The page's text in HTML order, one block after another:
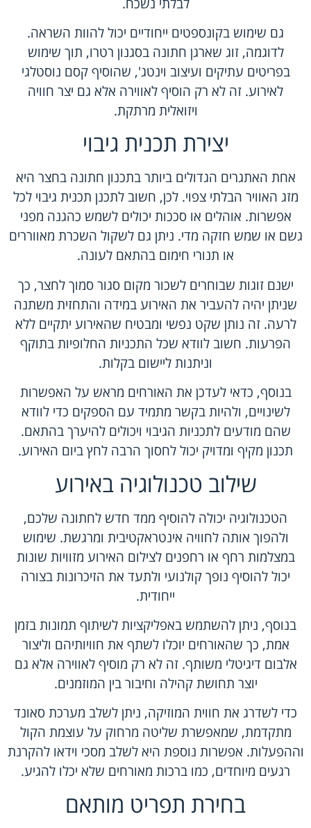
גם שימוש בקונספטים ייחודיים יכול להוות השראה.
לדוגמה, זוג שארגן חתונה בסגנון רטרו, תוך שימוש
בפריטים עתיקים ועיצוב וינטג', שהוסיף קסם נוסטלגי
לאירוע. זה לא רק הוסיף לאווירה אלא גם יצר חוויה
ויזואלית מרתקת.
יצירת תכנית גיבוי
אחת האתגרים הגדולים ביותר בתכנון חתונה בחצר היא
מזג האוויר הבלתי צפוי. לכן, חשוב לתכנן תכנית גיבוי לכל
אפשרות. אוהלים או סככות יכולים לשמש כהגנה מפני
גשם או שמש חזקה מדי. ניתן גם לשקול השכרת מאווררים
או תנורי חימום בהתאם לעונה.
ישנם זוגות שבוחרים לשכור מקום סגור סמוך לחצר, כך
שניתן יהיה להעביר את האירוע במידה והתחזית משתנה
לרעה. זה נותן שקט נפשי ומבטיח שהאירוע יתקיים ללא
הפרעות. חשוב לוודא שכל התכניות החלופיות בתוקף
וניתנות ליישום בקלות.
בנוסף, כדאי לעדכן את האורחים מראש על האפשרות
לשינויים, ולהיות בקשר מתמיד עם הספקים כדי לוודא
שהם מודעים לתכניות הגיבוי ויכולים להיערך בהתאם.
תכנון מקיף ומדויק יכול לחסוך הרבה לחץ ביום האירוע.
שילוב טכנולוגיה באירוע
הטכנולוגיה יכולה להוסיף ממד חדש לחתונה שלכם,
ולהפוך אותה לחוויה אינטראקטיבית ומרגשת. שימוש
במצלמות רחף או רחפנים לצילום האירוע מזוויות שונות
יכול להוסיף נופך קולנועי ולתעד את הזיכרונות בצורה
ייחודית.
בנוסף, ניתן להשתמש באפליקציות לשיתוף תמונות בזמן
אמת, כך שהאורחים יוכלו לשתף את חוויותיהם וליצור
אלבום דיגיטלי משותף. זה לא רק מוסיף לאווירה אלא גם
יוצר תחושת קהילה וחיבור בין המוזמנים.
כדי לשדרג את חווית המוזיקה, ניתן לשלב מערכת סאונד
מתקדמת, שמאפשרת שליטה מרחוק על עוצמת הקול
וההפעלות. אפשרות נוספת היא לשלב מסכי וידאו להקרנת
רגעים מיוחדים, כמו ברכות מאורחים שלא יכלו להגיע.
בחירת תפריט מותאם